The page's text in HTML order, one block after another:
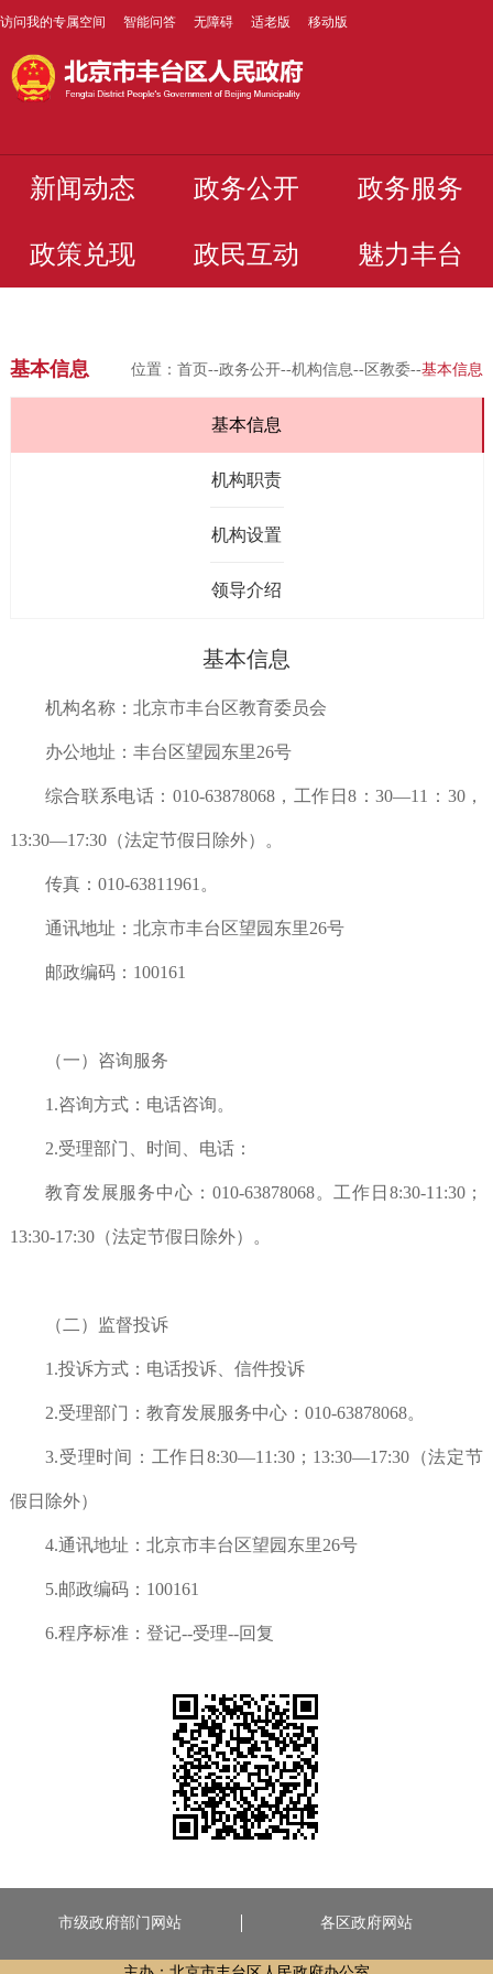
访问我的专属空间 智能问答 无障碍 适老版 移动版
新闻动态 政务公开 政务服务
政策兑现 政民互动 魅力丰台
基本信息 位置：首页--政务公开--机构信息-- 区教委--基本信息
基本信息
机构职责
机构设置
领导介绍
基本信息
机构名称：北京市丰台区教育委员会
办公地址：丰台区望园东里26号
综合联系电话： 010-63878068，工作日8：30—11：30，
13:30—17:30（法定节假日除外）。
传真： 010-63811961。
通讯地址：北京市丰台区望园东里26号
邮政编码： 100161
（一）咨询服务
1.咨询方式：电话咨询。
2.受理部门、时间、电话：
教育发展服务中心： 010-63878068。工作日8:30-11:30；
13:30-17:30（法定节假日除外）。
（二）监督投诉
1.投诉方式：电话投诉、信件投诉
2.受理部门：教育发展服务中心：010-63878068。
3.受理时间：工作日8:30—11:30；13:30—17:30（法定节
假日除外）
4.通讯地址：北京市丰台区望园东里26号
5.邮政编码：100161
6.程序标准：登记--受理--回复
市级政府部门网站 各区政府网站